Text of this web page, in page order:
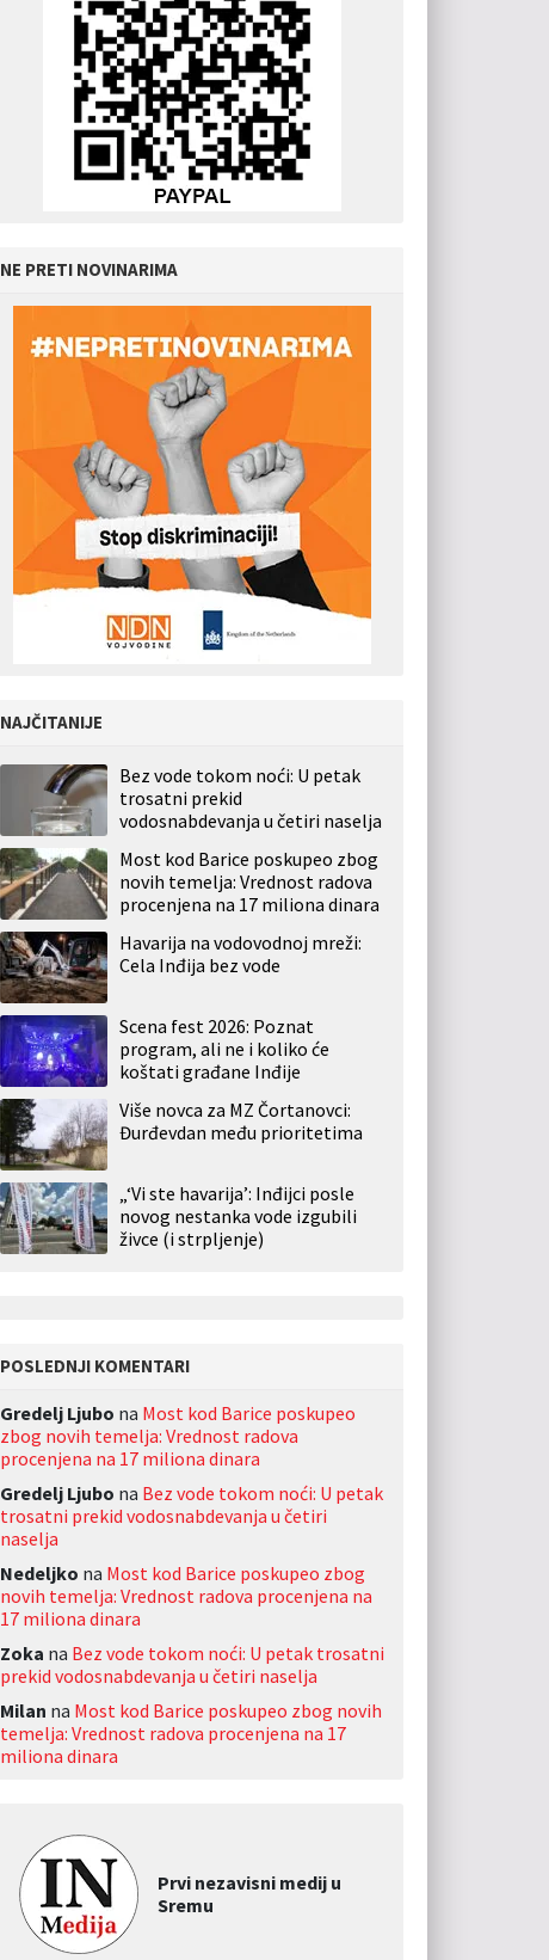
NE PRETI NOVINARIMA
NAJČITANIJE
Bez vode tokom noći: U petak
trosatni prekid
vodosnabdevanja u četiri naselja
Most kod Barice poskupeo zbog
novih temelja: Vrednost radova
procenjena na 17 miliona dinara
Havarija na vodovodnoj mreži:
Cela Inđija bez vode
Scena fest 2026: Poznat
program, ali ne i koliko će
koštati građane Inđije
Više novca za MZ Čortanovci:
Đurđevdan među prioritetima
„‘Vi ste havarija’: Inđijci posle
novog nestanka vode izgubili
živce (i strpljenje)
POSLEDNJI KOMENTARI
Gredelj Ljubo na Most kod Barice poskupeo
zbog novih temelja: Vrednost radova
procenjena na 17 miliona dinara
Gredelj Ljubo na Bez vode tokom noći: U petak
trosatni prekid vodosnabdevanja u četiri
naselja
Nedeljko na Most kod Barice poskupeo zbog
novih temelja: Vrednost radova procenjena na
17 miliona dinara
Zoka na Bez vode tokom noći: U petak trosatni
prekid vodosnabdevanja u četiri naselja
Milan na Most kod Barice poskupeo zbog novih
temelja: Vrednost radova procenjena na 17
miliona dinara
Prvi nezavisni medij u
Sremu